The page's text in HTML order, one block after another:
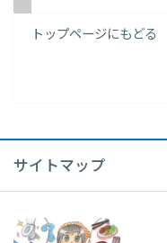
トップページにもどる
サイトマップ